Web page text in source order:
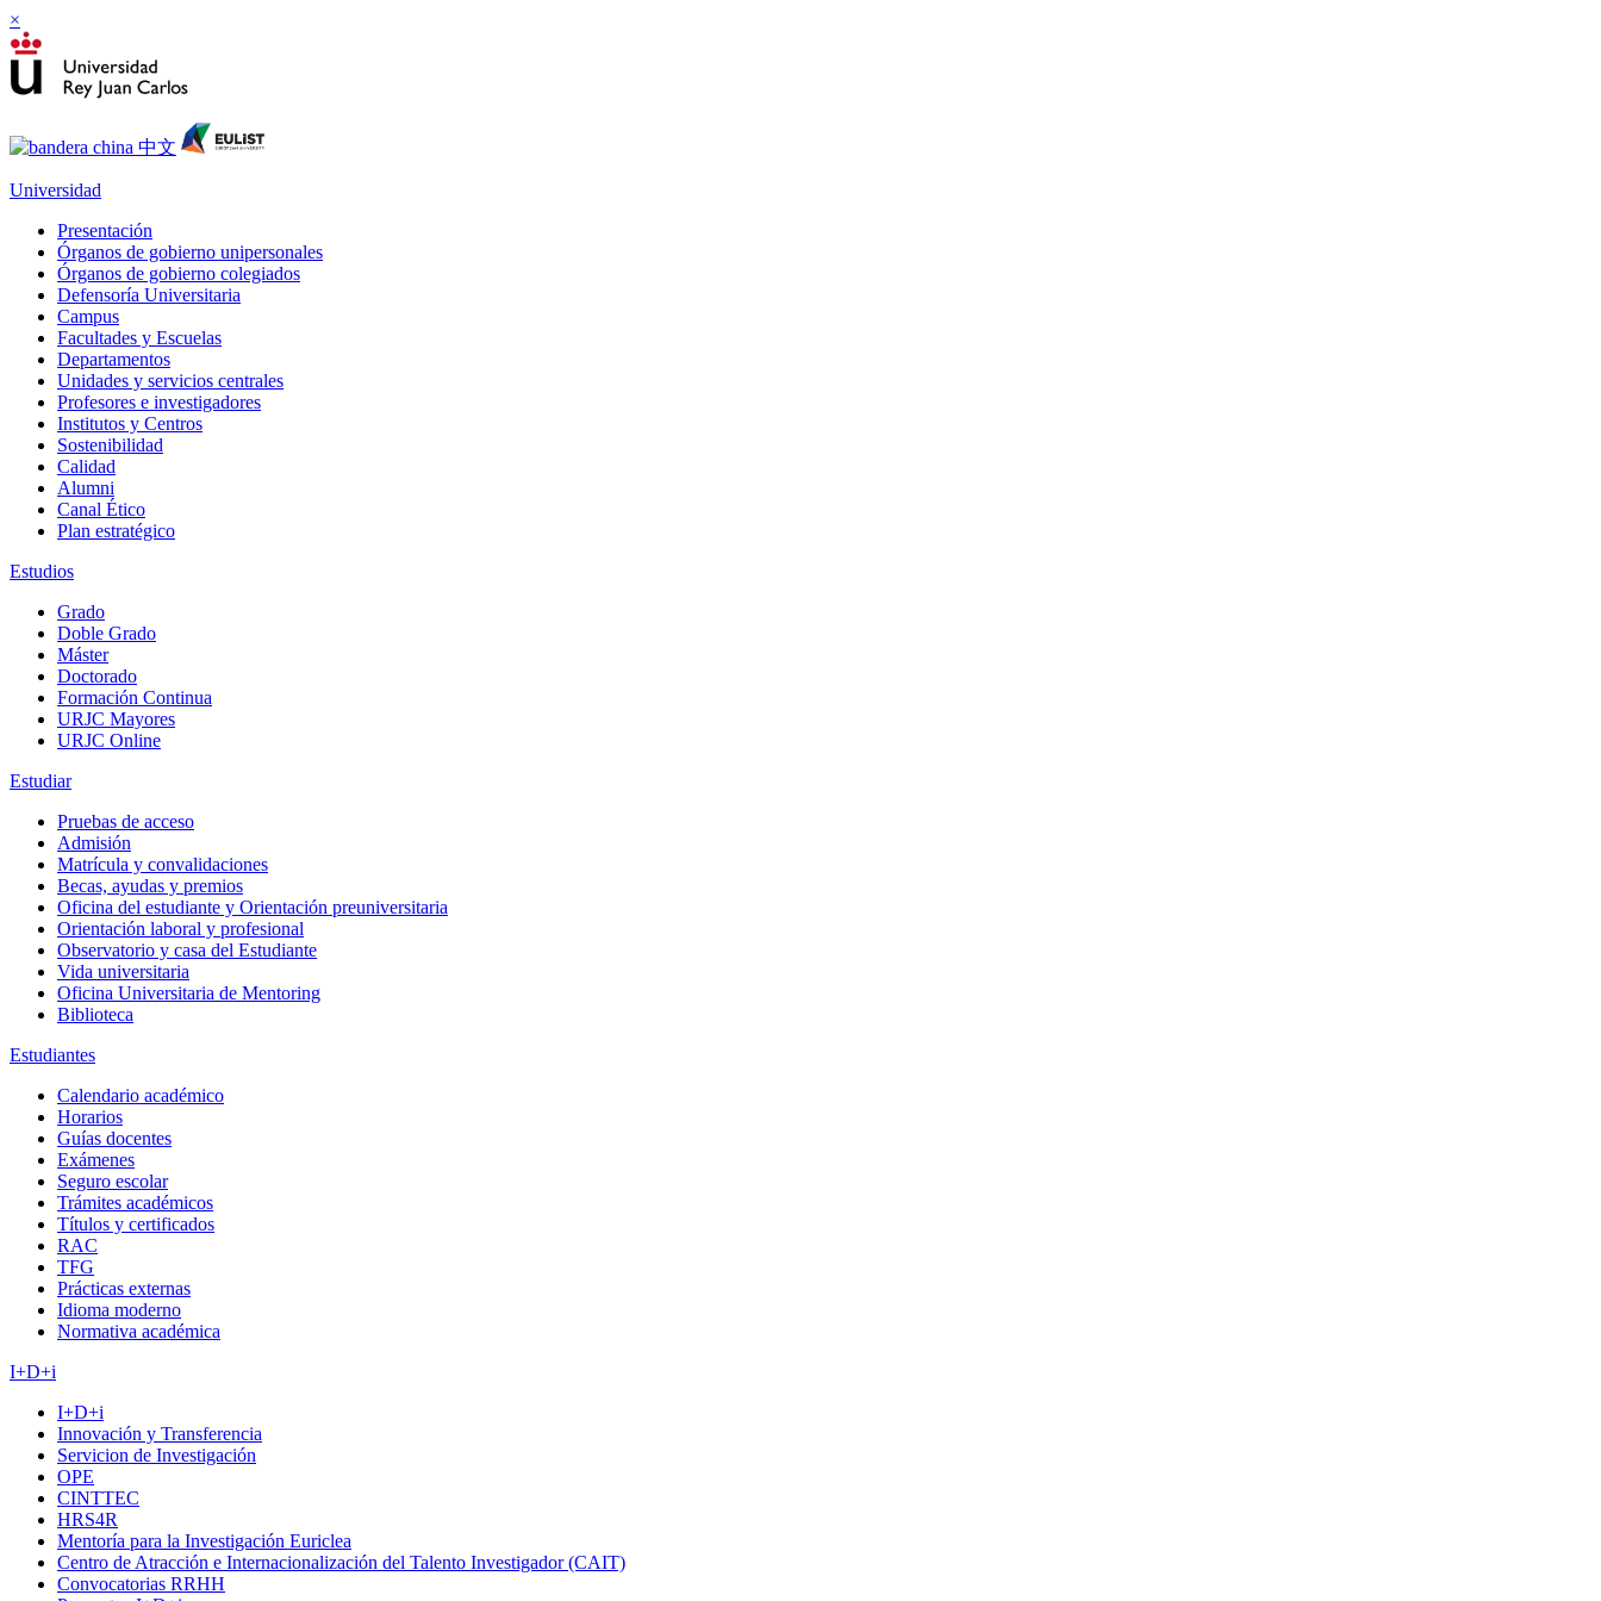
×
Universidad
Presentación
Órganos de gobierno unipersonales
Órganos de gobierno colegiados
Defensoría Universitaria
Campus
Facultades y Escuelas
Departamentos
Unidades y servicios centrales
Profesores e investigadores
Institutos y Centros
Sostenibilidad
Calidad
Alumni
Canal Ético
Plan estratégico
Estudios
Grado
Doble Grado
Máster
Doctorado
Formación Continua
URJC Mayores
URJC Online
Estudiar
Pruebas de acceso
Admisión
Matrícula y convalidaciones
Becas, ayudas y premios
Oficina del estudiante y Orientación preuniversitaria
Orientación laboral y profesional
Observatorio y casa del Estudiante
Vida universitaria
Oficina Universitaria de Mentoring
Biblioteca
Estudiantes
Calendario académico
Horarios
Guías docentes
Exámenes
Seguro escolar
Trámites académicos
Títulos y certificados
RAC
TFG
Prácticas externas
Idioma moderno
Normativa académica
I+D+i
I+D+i
Innovación y Transferencia
Servicion de Investigación
OPE
CINTTEC
HRS4R
Mentoría para la Investigación Euriclea
Centro de Atracción e Internacionalización del Talento Investigador (CAIT)
Convocatorias RRHH